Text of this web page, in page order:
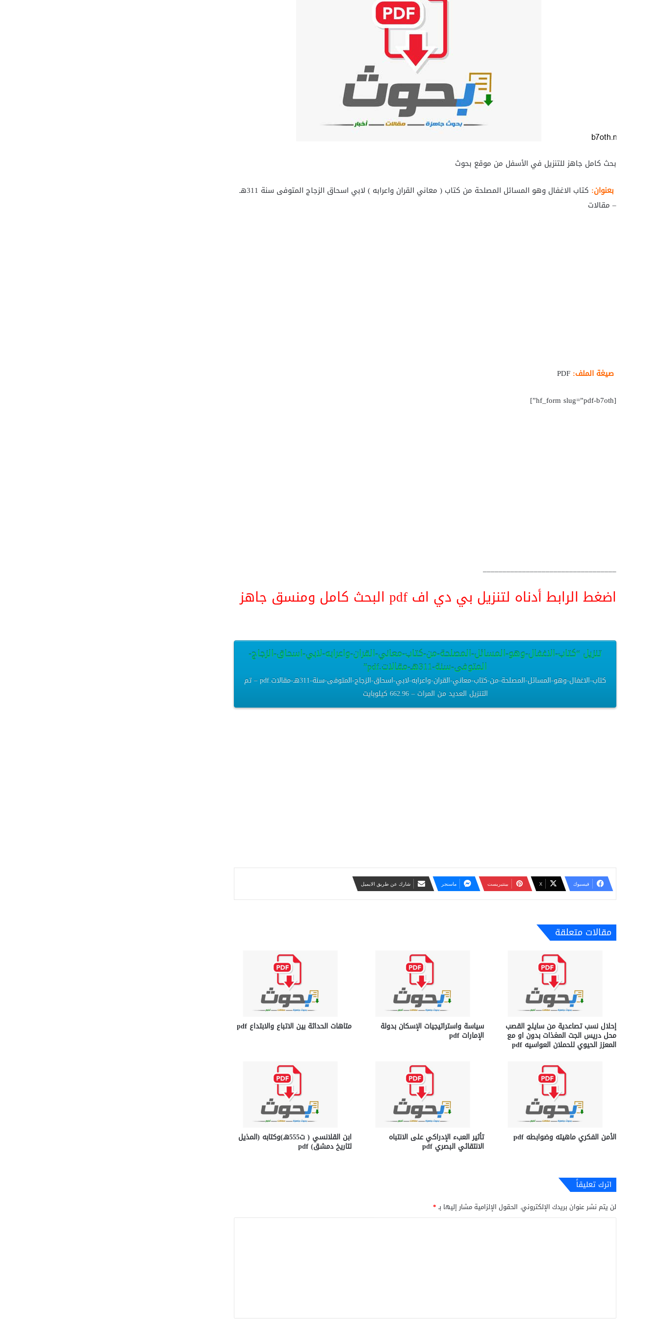
بحث كامل جاهز للتنزيل في الأسفل من موقع بحوث
بعنوان:
كتاب الاغفال وهو المسائل المصلحة من كتاب ( معاني القران واعرابه ) لابي اسحاق الزجاج المتوفى سنة 311هـ
– مقالات
صيغة الملف:
[hf_form slug=”pdf-b7oth”]
__________________________________
اضغط الرابط أدناه لتنزيل بي دي اف pdf البحث كامل ومنسق جاهز
تنزيل “كتاب-الاغفال-وهو-المسائل-المصلحة-من-كتاب-معاني-القران-واعرابه-لابي-اسحاق-الزجاج-
المتوفى-سنة-311هـ-مقالات.pdf”
كتاب-الاغفال-وهو-المسائل-المصلحة-من-كتاب-معاني-القران-واعرابه-لابي-اسحاق-الزجاج-المتوفى-سنة-311هـ-مقالات.pdf – تم
التنزيل العديد من المرات – 662.96 كيلوبايت
فيسبوك ‫X بينتيريست ماسنجر شارك عن طريق الايميل
مقالات متعلقة
إحلال نسب تصاعدية من سايلج القصب
محل دريس الجت المغذات بدون او مع
المعزز الحيوي للحملان العواسيه pdf
سياسة واستراتيجيات الإسكان بدولة
الإمارات pdf
متاهات الحداثة بين الاتباع والابتداع pdf
الأمن الفكري ماهيته وضوابطه pdf تأثير العبء الإدراكي على الانتباه
الانتقائي البصري pdf
ابن القلانسي ( ت555هـ)وكتابه (المذيل
لتاريخ دمشق) pdf
اترك تعليقاً
لن يتم نشر عنوان بريدك الإلكتروني. الحقول الإلزامية مشار إليها بـ*